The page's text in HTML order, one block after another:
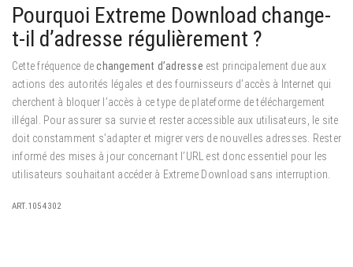
Pourquoi Extreme Download change-
t-il d’adresse régulièrement ?
Cette fréquence dechangement d’adresse est principalement due aux
actions des autorités légales et des fournisseurs d’accès à Internet qui
cherchent à bloquer l’accès à ce type de plateforme de téléchargement
illégal. Pour assurer sa survie et rester accessible aux utilisateurs, le site
doit constamment s’adapter et migrer vers de nouvelles adresses. Rester
informé des mises à jour concernant l’URL est donc essentiel pour les
utilisateurs souhaitant accéder à Extreme Download sans interruption.
ART.1054302